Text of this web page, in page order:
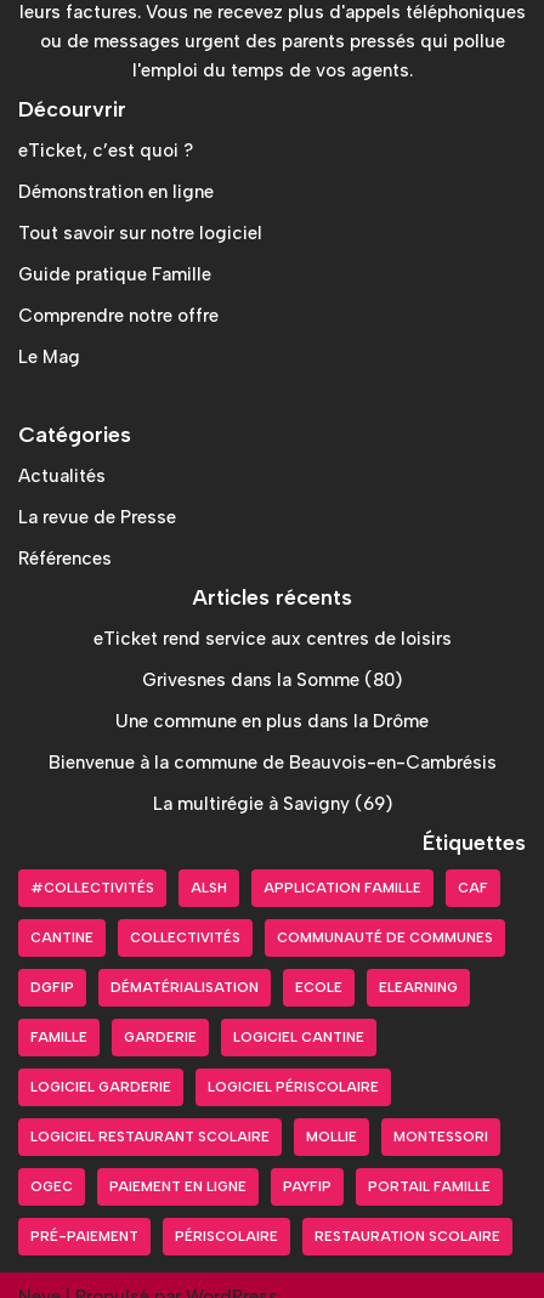
leurs factures. Vous ne recevez plus d'appels téléphoniques
ou de messages urgent des parents pressés qui pollue
l'emploi du temps de vos agents.
Décourvrir
eTicket, c’est quoi ?
Démonstration en ligne
Tout savoir sur notre logiciel
Guide pratique Famille
Comprendre notre offre
Le Mag
Catégories
Actualités
La revue de Presse
Références
Articles récents
eTicket rend service aux centres de loisirs
Grivesnes dans la Somme (80)
Une commune en plus dans la Drôme
Bienvenue à la commune de Beauvois-en-Cambrésis
La multirégie à Savigny (69)
Étiquettes
#COLLECTIVITÉS ALSH APPLICATION FAMILLE CAF
CANTINE COLLECTIVITÉS COMMUNAUTÉ DE COMMUNES
DGFIP DÉMATÉRIALISATION ECOLE ELEARNING
FAMILLE GARDERIE LOGICIEL CANTINE
LOGICIEL GARDERIE LOGICIEL PÉRISCOLAIRE
LOGICIEL RESTAURANT SCOLAIRE MOLLIE MONTESSORI
OGEC PAIEMENT EN LIGNE PAYFIP PORTAIL FAMILLE
PRÉ-PAIEMENT PÉRISCOLAIRE RESTAURATION SCOLAIRE